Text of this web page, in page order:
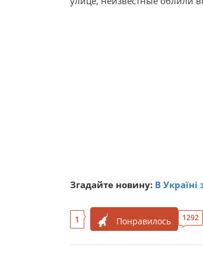
Згадайте новину: В Україні
1 Понравилось 1292